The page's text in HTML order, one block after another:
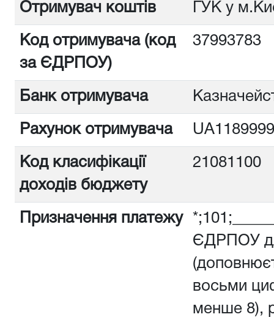
Отримувач коштів ГУК у
Код отримувача (код
за ЄДРПОУ)
Банк отримувача
Рахунок отримувача
Код класифікації
доходів бюджету
21081100
Призначення платежу
ЄДРПОУ
восьми
менше 8),